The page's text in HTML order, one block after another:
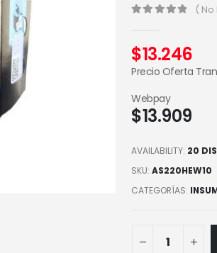
(
$13.246
Precio Oferta
$13.909
Webpay
AVAILABILITY: 20
SKU: AS220HEW10
CATEGORÍAS: